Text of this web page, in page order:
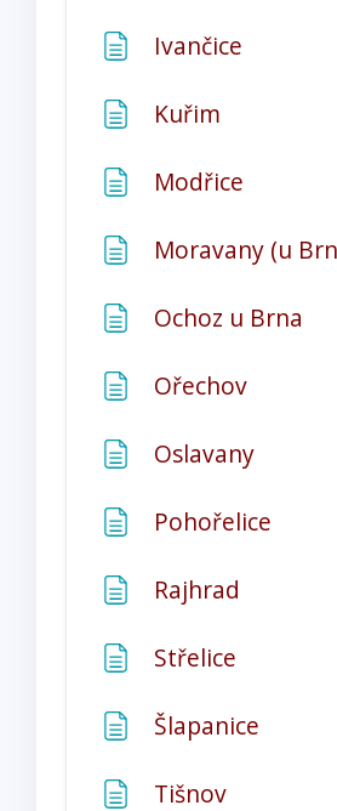
Ivančice
Kuřim
Modřice
Moravany (u
Ochoz u Brna
OřechovStránka
OslavanyStránka
Pohořelice
Rajhrad
Střelice
Šlapanice
TišnovStránka